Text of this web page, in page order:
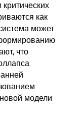
как
может
что
модели